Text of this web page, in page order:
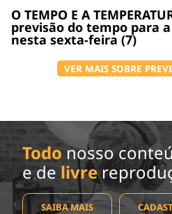
O TEMPO E A
previsão do tempo para
nesta sexta-feira (7)
VER MAIS SOBRE
Todo nosso
e de livre
SAIBA MAIS